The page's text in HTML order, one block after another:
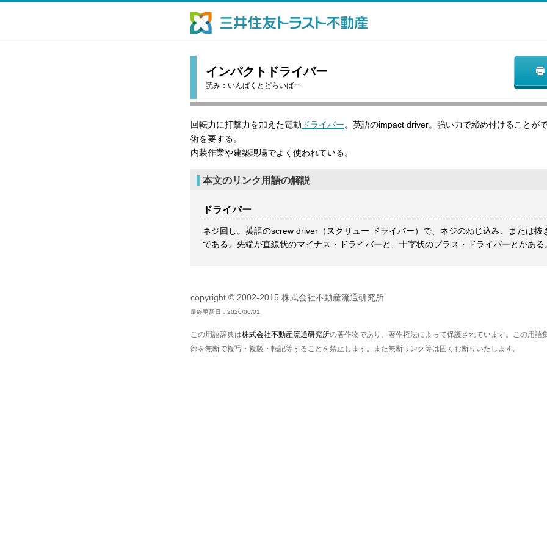
インパクトドライバー
読み： いんぱくとどらいばー
回転力に打撃力を加えた電動 ドライバー。英語のimpact driver。強い力で締め付けることが
術を要する。
内装作業や建築現場でよく使われている。
本文のリンク用語の解説
ドライバー
ネジ回し。英語のscrew driver（スクリュー ドライバー）で、ネジのねじ込み、または抜
である。先端が直線状のマイナス・ドライバーと、十字状のプラス・ドライバーとがある
copyright © 2002-2015 株式会社不動産流通研究所
最終更新日：2020/06/01
この用語辞典は株式会社不動産流通研究所の著作物であり、著作権法によって保護されています。この用語
部を無断で複写・複製・転記等することを禁止します。また無断リンク等は固くお断りいたします。